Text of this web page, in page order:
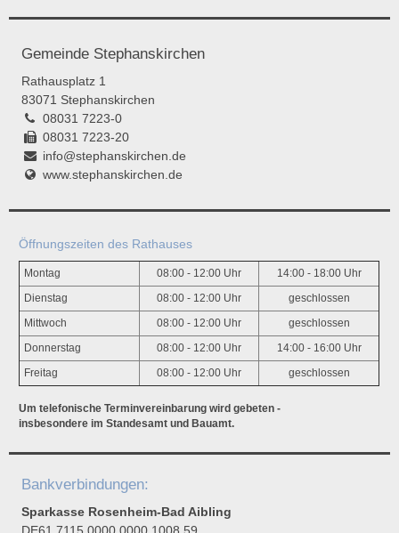
Gemeinde Stephanskirchen
Rathausplatz 1
83071 Stephanskirchen
08031 7223-0
08031 7223-20
info@stephanskirchen.de
www.stephanskirchen.de
Öffnungszeiten des Rathauses
Montag 08:00 - 12:00 Uhr 14:00 - 18:00 Uhr
Dienstag 08:00 - 12:00 Uhr geschlossen
Mittwoch 08:00 - 12:00 Uhr geschlossen
Donnerstag 08:00 - 12:00 Uhr 14:00 - 16:00 Uhr
Freitag 08:00 - 12:00 Uhr geschlossen
Um telefonische Terminvereinbarung wird gebeten -
insbesondere im Standesamt und Bauamt.
Bankverbindungen:
Sparkasse Rosenheim-Bad Aibling